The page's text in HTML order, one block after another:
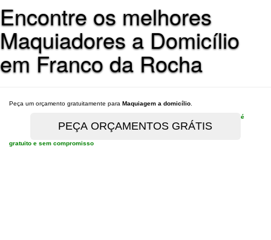
Encontre os melhores
Maquiadores a Domicílio
em Franco da Rocha
Peça um orçamento gratuitamente para Maquiagem a domicílio
é
gratuito e sem compromisso